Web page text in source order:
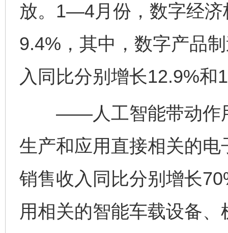
放。1—4月份，数字经济
9.4%，其中，数字产品
入同比分别增长12.9%和
——人工智能带动作用
生产和应用直接相关的
销售收入同比分别增长
用相关的智能车载设备